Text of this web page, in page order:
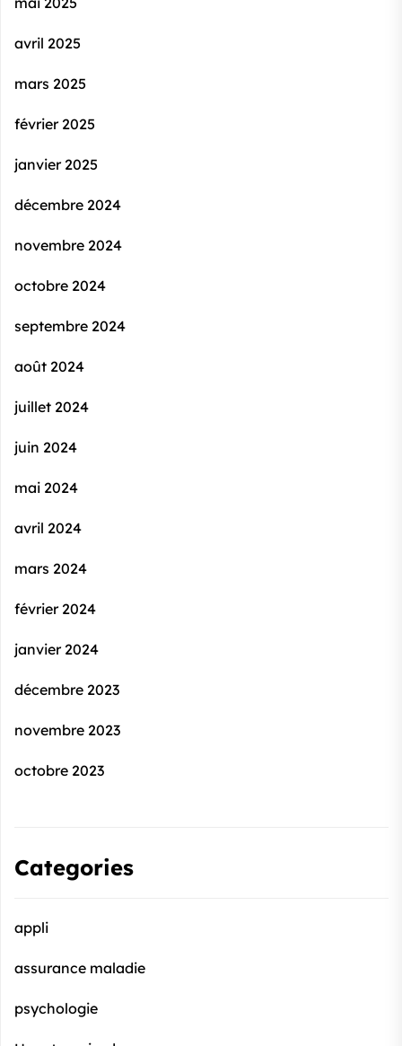
avril 2025
mars 2025
février 2025
janvier 2025
décembre 2024
novembre 2024
octobre 2024
septembre 2024
août 2024
juillet 2024
juin 2024
mai 2024
avril 2024
mars 2024
février 2024
janvier 2024
décembre 2023
novembre 2023
octobre 2023
Categories
appli
assurance maladie
psychologie